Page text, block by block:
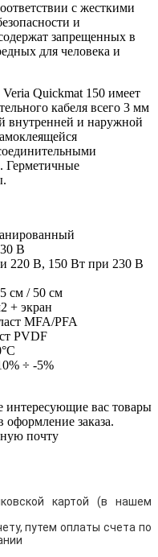
с жесткими
и
запрещенных в
для человека и
Quickmat 150 имеет
кабеля всего 3 мм
внутренней и наружной
Герметичные
В
220 В, 150 Вт при 230 В
см / 50 см
+ экран
MFA/PFA
PVDF
÷ -5%
интересующие вас товары
оформление заказа.
почту
картой (в нашем
путем оплаты счета по